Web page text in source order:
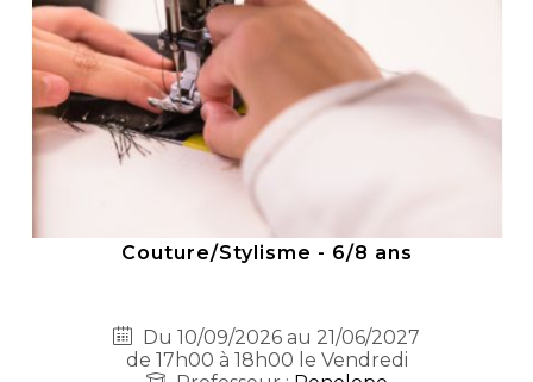
Couture/Stylisme - 6/8 ans
Du 10/09/2026 au 21/06/2027
de 17h00 à 18h00 le Vendredi